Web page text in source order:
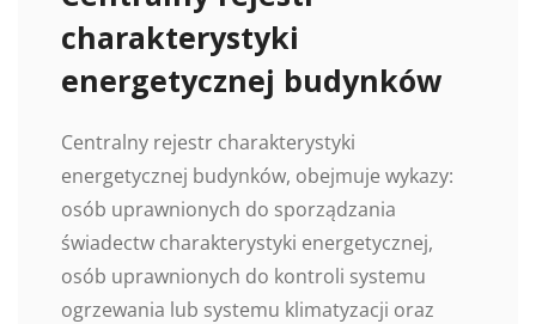
charakterystyki
energetycznej budynków
Centralny rejestr charakterystyki
energetycznej budynków, obejmuje wykazy:
osób uprawnionych do sporządzania
świadectw charakterystyki energetycznej,
osób uprawnionych do kontroli systemu
ogrzewania lub systemu klimatyzacji oraz